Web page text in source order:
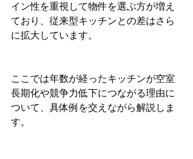
イン性を重視して物件を選ぶ方が増え
ており、従来型キッチンとの差はさら
に拡大しています。
ここでは年数が経ったキッチンが空室
長期化や競争力低下につながる理由に
ついて、具体例を交えながら解説しま
す。